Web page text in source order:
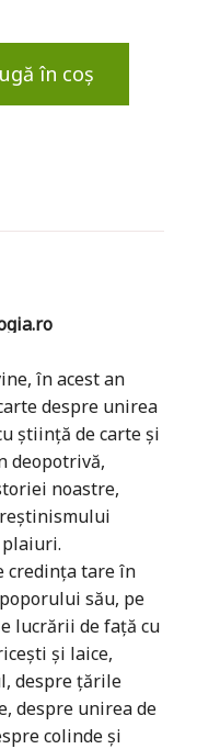
în coș
în acest an
despre unirea
știință de carte și
deopotrivă,
noastre,
credința tare în
său, pe
lucrării de față cu
și laice,
despre țările
despre unirea de
colinde și